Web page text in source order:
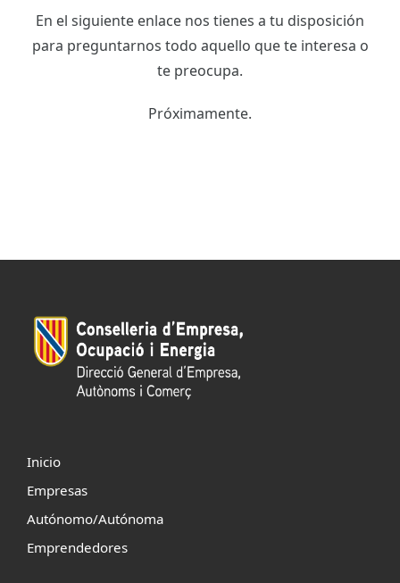
En el siguiente enlace nos tienes a tu disposición
para preguntarnos todo aquello que te interesa o
te preocupa.
Próximamente.
Inicio
Empresas
Autónomo/Autónoma
Emprendedores